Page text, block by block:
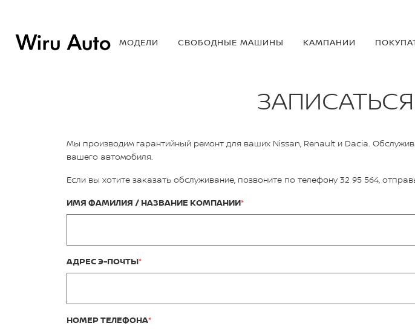
МОДЕЛИ СВОБОДНЫЕ МАШИНЫ КАМПАНИИ
Мы производим гарантийный ремонт для ваших Nissan, Renault и Dacia.
вашего автомобиля.
Если вы хотите заказать oбслуживание, позвоните по телефону 32 95 564,
ИМЯ ФАМИЛИЯ / НАЗВАНИЕ КОМПАНИИ
АДРЕС Э-ПОЧТЫ
НОМЕР ТЕЛЕФОНА